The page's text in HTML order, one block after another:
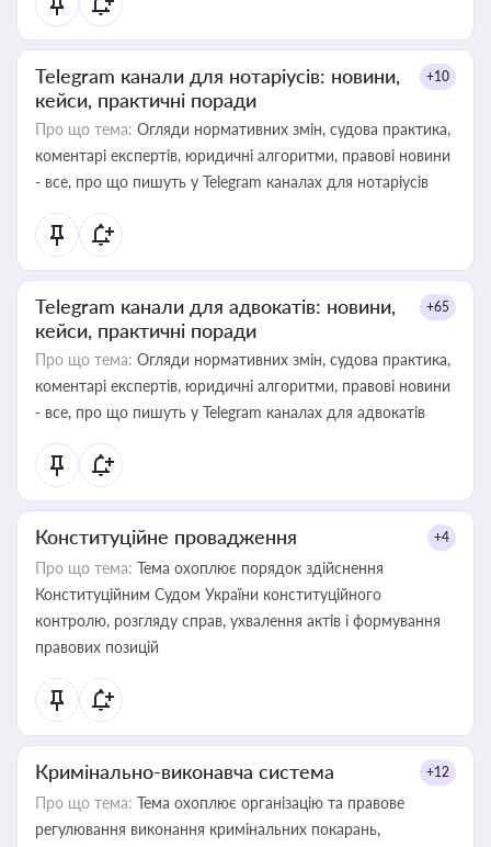
Telegram канали для нотаріусів: новини,
кейси, практичні поради
+10
Про що тема: Огляди нормативних змін, судова практика,
коментарі експертів, юридичні алгоритми, правові новини
- все, про що пишуть у Telegram каналах для нотаріусів
Telegram канали для адвокатів: новини,
кейси, практичні поради
+65
Про що тема: Огляди нормативних змін, судова практика,
коментарі експертів, юридичні алгоритми, правові новини
- все, про що пишуть у Telegram каналах для адвокатів
Конституційне провадження +4
Про що тема: Тема охоплює порядок здійснення
Конституційним Судом України конституційного
контролю, розгляду справ, ухвалення актів і формування
правових позицій
Кримінально-виконавча система +12
Про що тема: Тема охоплює організацію та правове
регулювання виконання кримінальних покарань,